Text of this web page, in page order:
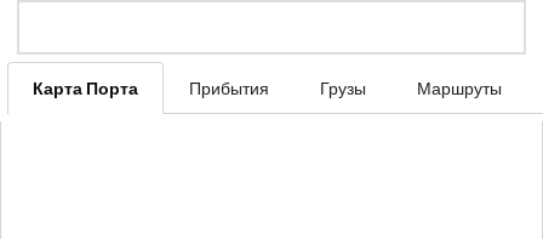
Карта Порта Прибытия Грузы Маршруты